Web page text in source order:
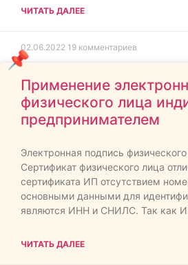
ЧИТАТЬ ДАЛЕЕ
02.06.2022 19 комментариев
Применение
физического лица
предпринимателем
Электронная подпись
Сертификат физического лица
сертификата ИП отсутствием
основными данными для
являются ИНН и СНИЛС. Так как
ЧИТАТЬ ДАЛЕЕ